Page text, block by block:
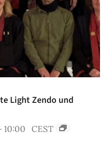
Light Zendo und
10:00 CEST